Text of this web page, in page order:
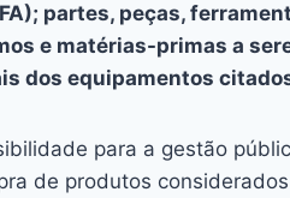
partes, peças,
e matérias-primas a
dos equipamentos
para a gestão
de produtos